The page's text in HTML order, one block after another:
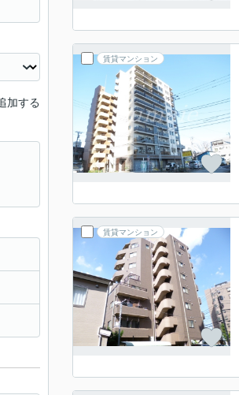
賃貸マンション
賃貸マンション
加する